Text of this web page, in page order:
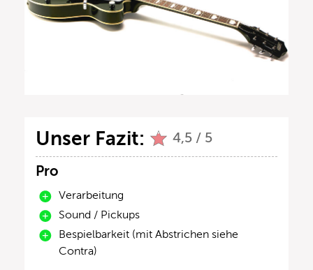
Unser Fazit: 4,5 / 5
Pro
Verarbeitung
Sound / Pickups
Bespielbarkeit (mit Abstrichen siehe
Contra)